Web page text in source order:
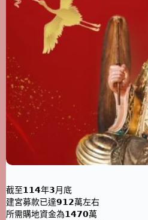
截至𝟭𝟭𝟰年𝟯月底
建宮募款已達𝟵𝟭𝟮萬左右
所需購地資金為𝟭𝟰𝟳𝟬萬